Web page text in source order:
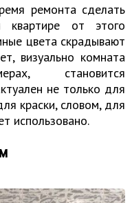
ремонта сделать
квартире от этого
цвета скрадывают
визуально комната
становится
не только для
краски, словом, для
использовано.